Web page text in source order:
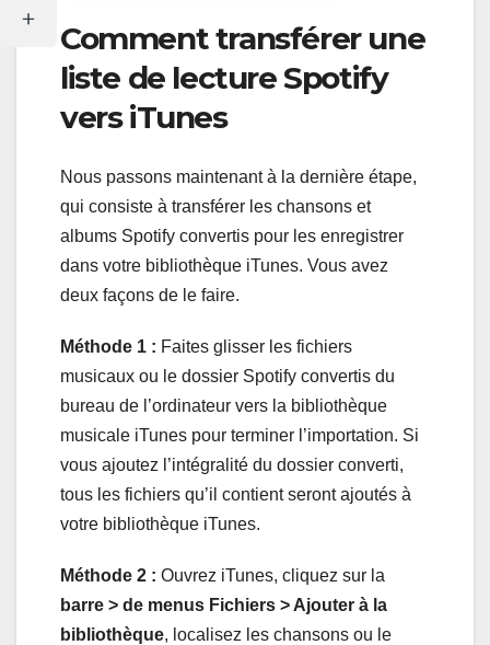
Comment transférer une
liste de lecture Spotify
vers iTunes
Nous passons maintenant à la dernière étape,
qui consiste à transférer les chansons et
albums Spotify convertis pour les enregistrer
dans votre bibliothèque iTunes. Vous avez
deux façons de le faire.
Méthode 1 : Faites glisser les fichiers
musicaux ou le dossier Spotify convertis du
bureau de l’ordinateur vers la bibliothèque
musicale iTunes pour terminer l’importation. Si
vous ajoutez l’intégralité du dossier converti,
tous les fichiers qu’il contient seront ajoutés à
votre bibliothèque iTunes.
Méthode 2 : Ouvrez iTunes, cliquez sur la
barre > de menus Fichiers > Ajouter à la
bibliothèque, localisez les chansons ou le